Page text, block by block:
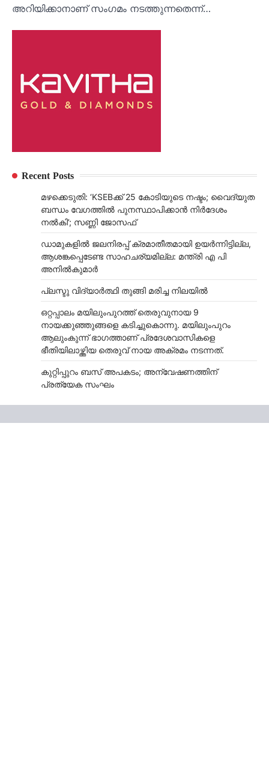
അറിയിക്കാനാണ് സം​ഗമം നടത്തുന്നതെന്ന്…
Recent Posts
മഴക്കെടുതി: ‘KSEBക്ക് 25 കോടിയുടെ നഷ്ടം; വൈദ്യുത
ബന്ധം വേഗത്തിൽ പുനസ്ഥാപിക്കാൻ നിർ​ദേശം
നൽകി’; സണ്ണി ജോസഫ്
ഡാമുകളില്‍ ജലനിരപ്പ് ക്രമാതീതമായി ഉയര്‍ന്നിട്ടില്ല,
ആശങ്കപ്പെടേണ്ട സാഹചര്യമില്ല: മന്ത്രി എ പി
അനില്‍കുമാര്‍
പ്ലസ്ടു വിദ്യാർത്ഥി തുങ്ങി മരിച്ച നിലയിൽ
ഒറ്റപ്പാലം മയിലുംപുറത്ത് തെരുവുനായ 9
നായക്കുഞ്ഞുങ്ങളെ കടിച്ചുകൊന്നു. മയിലുംപുറം
ആലുംകുന്ന് ഭാഗത്താണ് പ്രദേശവാസികളെ
ഭീതിയിലാഴ്ത്തിയ തെരുവ് നായ അക്രമം നടന്നത്.
കുറ്റിപ്പുറം ബസ് അപകടം; അന്വേഷണത്തിന്
പ്രത്യേക സംഘം